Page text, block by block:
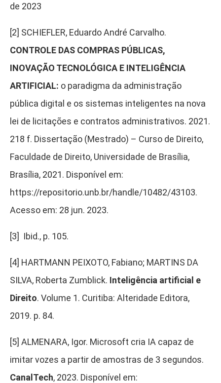
de 2023
[2] SCHIEFLER, Eduardo André Carvalho.
CONTROLE DAS COMPRAS PÚBLICAS,
INOVAÇÃO TECNOLÓGICA E INTELIGÊNCIA
ARTIFICIAL: o paradigma da administração
pública digital e os sistemas inteligentes na nova
lei de licitações e contratos administrativos. 2021.
218 f. Dissertação (Mestrado) – Curso de Direito,
Faculdade de Direito, Universidade de Brasília,
Brasília, 2021. Disponível em:
https://repositorio.unb.br/handle/10482/43103.
Acesso em: 28 jun. 2023.
[3] Ibid., p. 105.
[4] HARTMANN PEIXOTO, Fabiano; MARTINS DA
SILVA, Roberta Zumblick. Inteligência artificial e
Direito. Volume 1. Curitiba: Alteridade Editora,
2019. p. 84.
[5] ALMENARA, Igor. Microsoft cria IA capaz de
imitar vozes a partir de amostras de 3 segundos.
CanalTech, 2023. Disponível em: